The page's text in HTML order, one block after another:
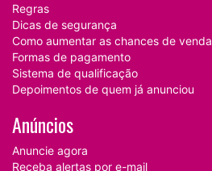
Regras
Dicas de segurança
Como aumentar as chances de
Formas de pagamento
Sistema de qualificação
Depoimentos de quem já anunciou
Anúncios
Anuncie agora
Receba alertas por e-mail